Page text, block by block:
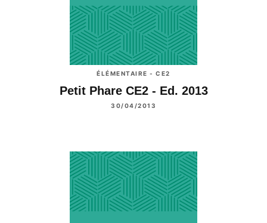
ÉLÉMENTAIRE - CE2
Petit Phare CE2 - Ed. 2013
30/04/2013